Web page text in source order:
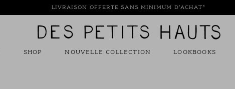
LIVRAISON OFFERTE SANS MINIMUM D'ACHAT*
Des
Petits
Hauts
SHOP NOUVELLE COLLECTION LOOKBOOKS